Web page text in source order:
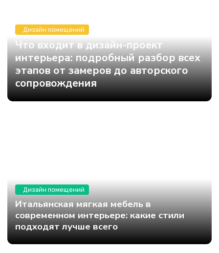
Дизайн помещений
Что входит в дизайн-проект
интерьера: подробный разбор всех
этапов от замеров до авторского
сопровождения
Дизайн помещений
Итальянская мягкая мебель в
современном интерьере: какие стили
подходят лучше всего